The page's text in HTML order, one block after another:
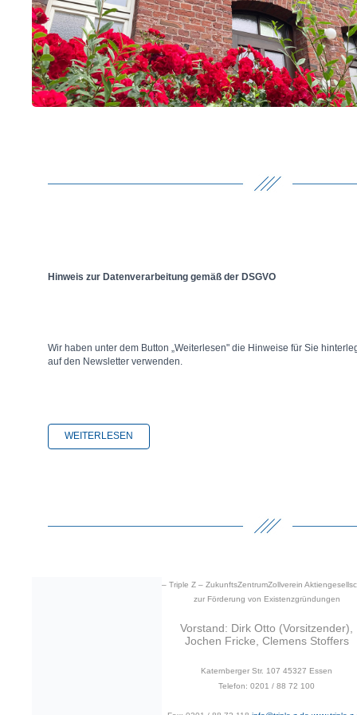
Hinweis zur Datenverarbeitung gemäß der DSGVO
Wir haben unter dem Button „Weiterlesen" die Hinweise für Sie
auf den Newsletter verwenden.
WEITERLESEN
– Triple Z – ZukunftsZentrumZollverein
zur Förderung von Existenzgründungen
Vorstand: Dirk Otto (Vorsitzender),
Jochen Fricke, Clemens Stoffers
Katernberger Str. 107 45327 Essen
Telefon: 0201 / 88 72 100